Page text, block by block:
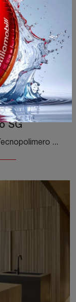
SG
Ti offriamo la sedia da cucina Zebra Tecnopolimero SG per atmosfere moderne, tra le più esclusive Sedie sgabelli di Scab Design.